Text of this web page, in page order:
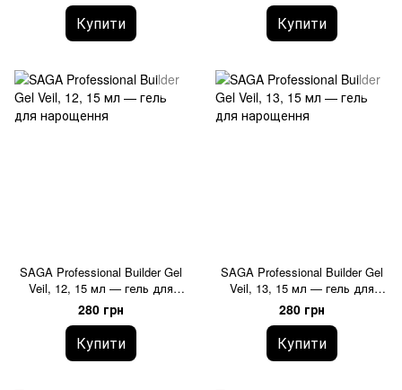
Купити Купити
SAGA Professional Builder Gel
Veil, 12, 15 мл — гель для
нарощення
280 грн
Купити
SAGA Professional Builder Gel
Veil, 13, 15 мл — гель для
нарощення
280 грн
Купити